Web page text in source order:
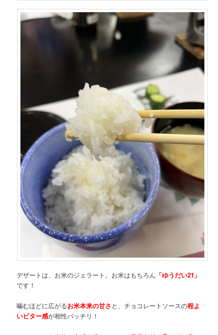
デザートは、お米のジェラート。お米はもちろん 「ゆうだい21」
です！
噛むほどに広がるお米本来の甘さ と、チョコレートソースの程よ
いビター感が相性バッチリ！